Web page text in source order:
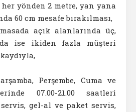
yönden 2 metre, yan yana
60 cm mesafe bırakılması,
açık alanlarında üç,
ise ikiden fazla müşteri
Perşembe, Cuma ve
07.00-21.00 saatleri
servis, gel-al ve paket servis,